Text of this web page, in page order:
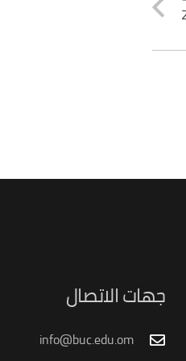
جهات الاتصال
info@buc.edu.om